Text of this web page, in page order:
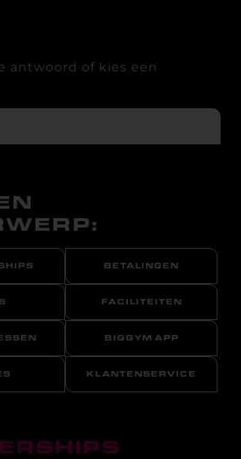
antwoord of kies een
BETALINGEN
FACILITEITEN
BIGGYM APP
KLANTENSERVICE